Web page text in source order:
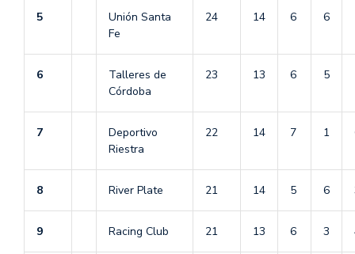
5
Unión Santa
Fe
24 14 6 6
6
Talleres de
Córdoba
23 13 6 5
7
Deportivo
Riestra
22 14 7 1
8 River Plate 21 14 5 6
9 Racing Club 21 13 6 3